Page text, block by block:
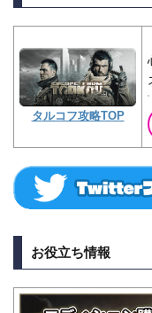
タルコフ攻略TOP
お役立ち情報